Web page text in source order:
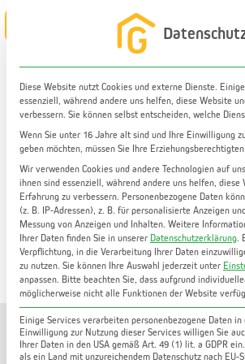
Zum
Inhalt
Wohnung
Großzügige, gut aufgeteilte 3-
Graz Lend | 84 m² | Balkon | inkl.
Diese Website nutzt Cookies und externe Dienste.
essenziell, während andere uns helfen, diese Website
verbessern. Sie können selbst entscheiden, welche
Wenn Sie unter 16 Jahre alt sind und Ihre Einwilligung
geben möchten, müssen Sie Ihre
Wir verwenden Cookies und andere Technologien auf
ihnen sind essenziell, während andere uns helfen, diese
Erfahrung zu verbessern. Personenbezogene Daten
(z. B. IP-Adressen), z. B. für personalisierte Anzeigen
Messung von Anzeigen und Inhalten. Weitere
Ihrer Daten finden Sie in unserer Datenschutzerklärung.
Verpflichtung, in die Verarbeitung Ihrer Daten
zu nutzen. Sie können Ihre Auswahl jederzeit unter
anpassen. Bitte beachten Sie, dass aufgrund
möglicherweise nicht alle Funktionen der Website
Einige Services verarbeiten personenbezogene Daten
Einwilligung zur Nutzung dieser Services willigen Sie
Ihrer Daten in den USA gemäß Art. 49 (1) lit. a GDPR
als ein Land mit unzureichendem Datenschutz nach EU-